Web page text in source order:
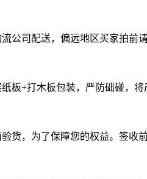
公司配送，偏远地区买家拍前
板+打木板包装，严防础碰，将
货，为了保障您的权益。签收